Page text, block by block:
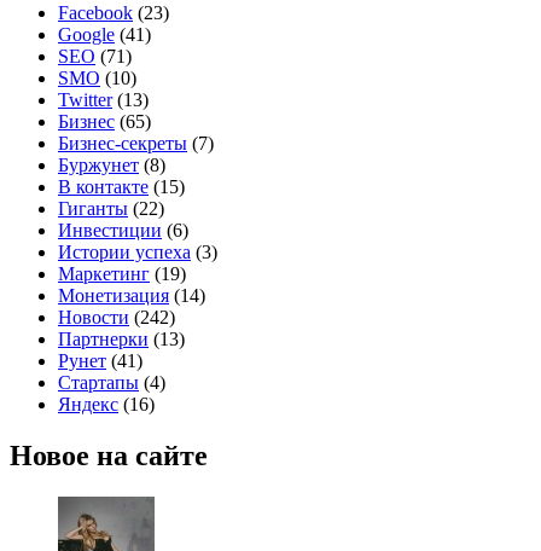
Facebook (23)
Google (41)
SEO (71)
SMO (10)
Twitter(13)
Бизнес (65)
Бизнес-секреты (7)
Буржунет (8)
В контакте (15)
Гиганты (22)
Инвестиции (6)
Истории успеха (3)
Маркетинг (19)
Монетизация (14)
Новости (242)
Партнерки (13)
Рунет (41)
Стартапы (4)
Яндекс (16)
Новое на сайте